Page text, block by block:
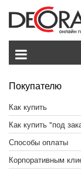
Покупателю
Как купить
Как купить "под
Способы оплаты
Корпоративным